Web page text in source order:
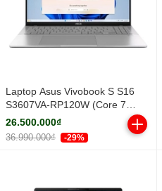
Laptop Asus Vivobook S S16
S3607VA-RP120W (Core 7
240H/ 16GB/ 512GB SSD/ 16
inch WUXGA/ Win11/ Silver/ Vỏ
nhôm)
26.500.000₫
36.990.000₫ -29%